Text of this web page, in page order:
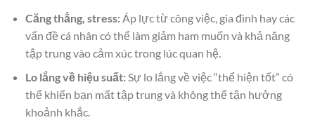
Căng thẳng, stress:Áp lực từ công việc, gia đình hay các
vấn đề cá nhân có thể làm giảm ham muốn và khả năng
tập trung vào cảm xúc trong lúc quan hệ.
Lo lắng về hiệu suất:Sự lo lắng về việc “thể hiện tốt” có
thể khiến bạn mất tập trung và không thể tận hưởng
khoảnh khắc.